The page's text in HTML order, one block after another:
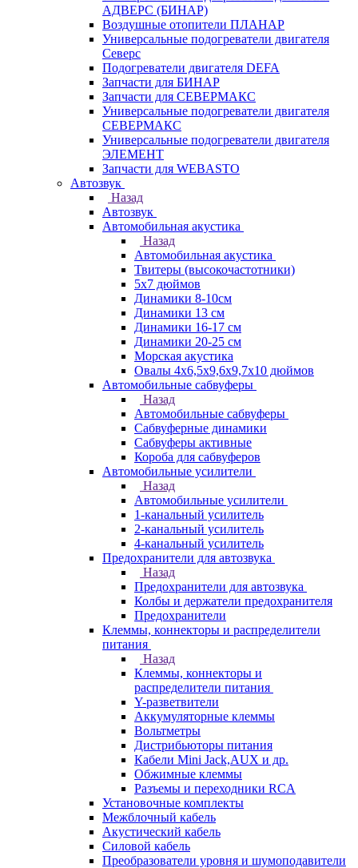
АДВЕРС (БИНАР)
Воздушные отопители ПЛАНАР
Универсальные подогреватели двигателя
Северс
Подогреватели двигателя DEFA
Запчасти для БИНАР
Запчасти для СЕВЕРМАКС
Универсальные подогреватели двигателя
СЕВЕРМАКС
Универсальные подогреватели двигателя
ЭЛЕМЕНТ
Запчасти для WEBASTO
Автозвук
Назад
Автозвук
Автомобильная акустика
Назад
Автомобильная акустика
Твитеры (высокочастотники)
5x7 дюймов
Динамики 8-10см
Динамики 13 см
Динамики 16-17 см
Динамики 20-25 см
Морская акустика
Овалы 4х6,5х9,6x9,7х10 дюймов
Автомобильные сабвуферы
Назад
Автомобильные сабвуферы
Сабвуферные динамики
Сабвуферы активные
Короба для сабвуферов
Автомобильные усилители
Назад
Автомобильные усилители
1-канальный усилитель
2-канальный усилитель
4-канальный усилитель
Предохранители для автозвука
Назад
Предохранители для автозвука
Колбы и держатели предохранителя
Предохранители
Клеммы, коннекторы и распределители
питания
Назад
Клеммы, коннекторы и
распределители питания
Y-разветвители
Аккумуляторные клеммы
Вольтметры
Дистрибьюторы питания
Кабели Mini Jack,AUX и др.
Обжимные клеммы
Разъемы и переходники RCA
Установочные комплекты
Межблочный кабель
Акустический кабель
Силовой кабель
Преобразователи уровня и шумоподавители